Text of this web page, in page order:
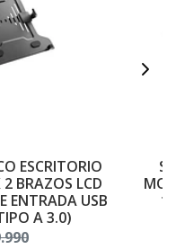
ESCRITORIO
BRAZOS LCD
ENTRADA USB
A 3.0)